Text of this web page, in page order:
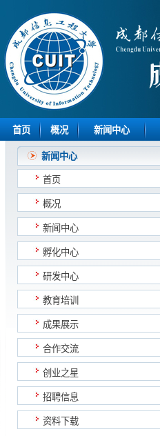
首页 概况 新闻中心
新闻中心
首页
概况
新闻中心
孵化中心
研发中心
教育培训
成果展示
合作交流
创业之星
招聘信息
资料下载